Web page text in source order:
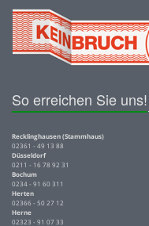
So erreichen Sie uns!
Recklinghausen (Stammhaus)
02361 - 49 13 88
Düsseldorf
0211 - 16 78 92 31
Bochum
0234 - 91 60 311
Herten
02366 - 50 27 12
Herne
02323 - 91 07 33